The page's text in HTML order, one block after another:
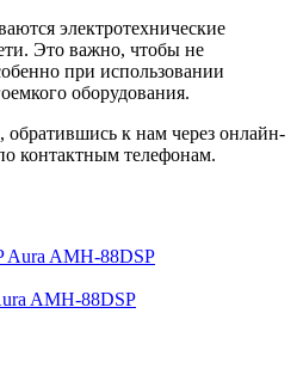
электротехнические
Это важно, чтобы не
при использовании
оборудования.
обратившись к нам через онлайн-
контактным телефонам.
AMH-88DSP